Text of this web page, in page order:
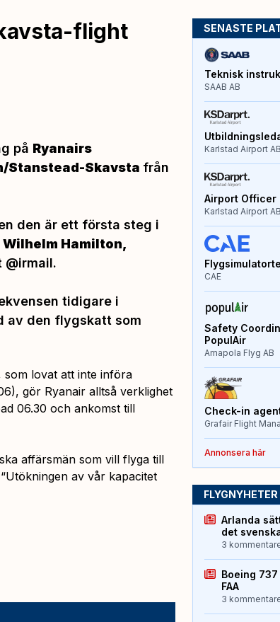
flight
på Ryanairs
Stanstead-Skavsta från
den är ett första steg i
Wilhelm Hamilton,
tidigare i
av den flygskatt som
som lovat att inte införa
gör Ryanair alltså verklighet
06.30 och ankomst till
affärsmän som vill flyga till
Utökningen av vår kapacitet
SENASTE
Teknisk
SAAB AB
Karlstad Airport AB
Airport Officer
Karlstad Airport AB
CAE
Safety
PopulAir
Amapola Flyg AB
Check-in
Grafair Flight
Annonsera här
FLYGNYHETER
Arlanda
det
3
Boeing
FAA
3